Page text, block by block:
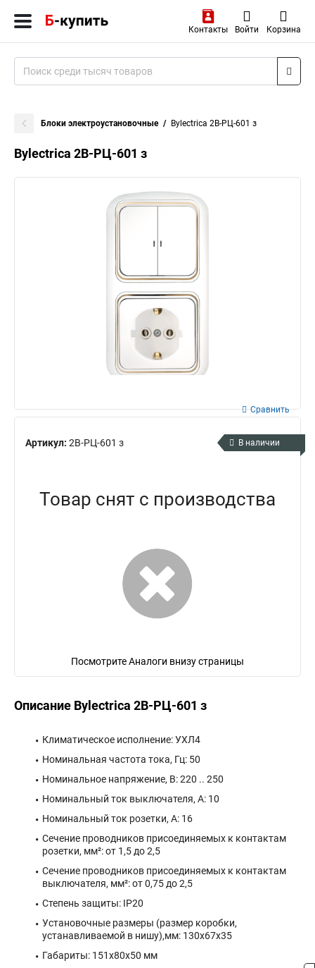
Контакты Войти Корзина
Блоки электроустановочные Bylectrica 2В-РЦ-601 з
Bylectrica 2В-РЦ-601 з
Артикул: 2В-РЦ-601 з
Сравнить
В наличии
Товар снят с производства
Посмотрите Аналоги внизу страницы
Описание Bylectrica 2В-РЦ-601 з
Климатическое исполнение: УХЛ4
Номинальная частота тока, Гц: 50
Номинальное напряжение, В: 220 .. 250
Номинальный ток выключателя, А: 10
Номинальный ток розетки, А: 16
Сечение проводников присоединяемых к контактам
розетки, мм²: от 1,5 до 2,5
Сечение проводников присоединяемых к контактам
выключателя, мм²: от 0,75 до 2,5
Степень защиты: IP20
Установочные размеры (размер коробки,
устанавливаемой в нишу),мм: 130х67х35
Габариты: 151x80x50 мм